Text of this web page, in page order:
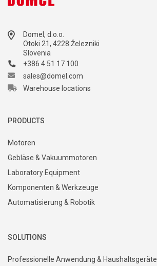
Domel, d.o.o.
Otoki 21, 4228 Železniki
Slovenia
+386 4 51 17 100
sales@domel.com
Warehouse locations
PRODUCTS
Motoren
Gebläse & Vakuummotoren
Laboratory Equipment
Komponenten & Werkzeuge
Automatisierung & Robotik
SOLUTIONS
Professionelle Anwendung & Haushaltsgeräte